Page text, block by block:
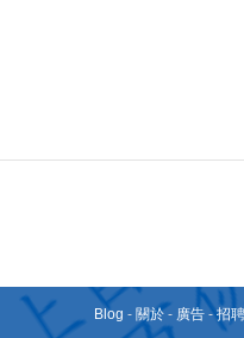
Blog - 關於 - 廣告 -招